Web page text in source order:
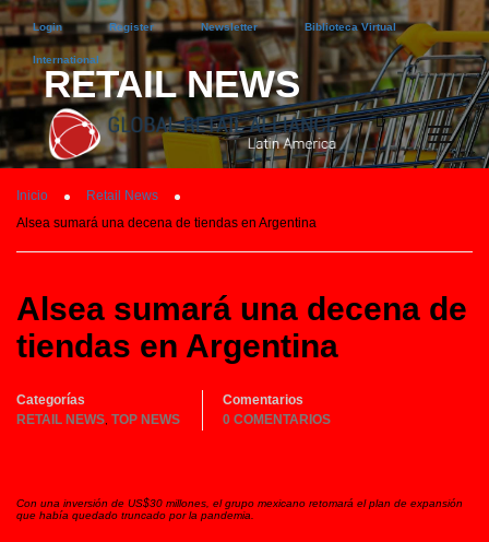
Login Register Newsletter Biblioteca Virtual
International
RETAIL NEWS
Inicio
Retail News
Alsea sumará una decena de tiendas en Argentina
Alsea sumará una decena de
tiendas en Argentina
Categorías
RETAIL NEWS TOP NEWS
Comentarios
0 COMENTARIOS
Con una inversión de US$30 millones, el grupo mexicano retomará el plan de expansión
que había quedado truncado por la pandemia.